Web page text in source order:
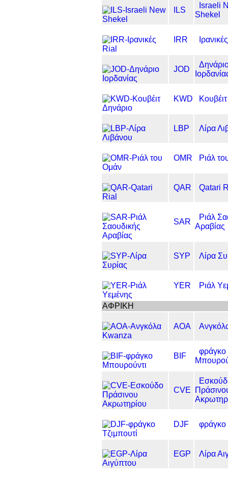
ILS
Israeli
Shekel
IRR
JOD
KWD
LBP Λίρα
OMR Ριάλ
QAR Qatari
SAR
Ριάλ
Αραβίας
SYP Λίρα
YER Ριάλ
ΑΦΡΙΚΗ
AOA
BIF
φράγκο
CVE
DJF φράγκο
EGP Λίρα